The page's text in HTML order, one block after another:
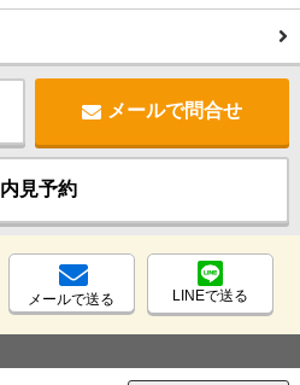
メールで問合せ
内見予約
メールで送る LINEで送る